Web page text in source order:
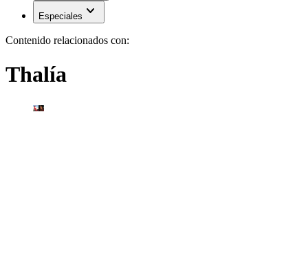
Especiales expand_more
Contenido relacionados con:
Thalía